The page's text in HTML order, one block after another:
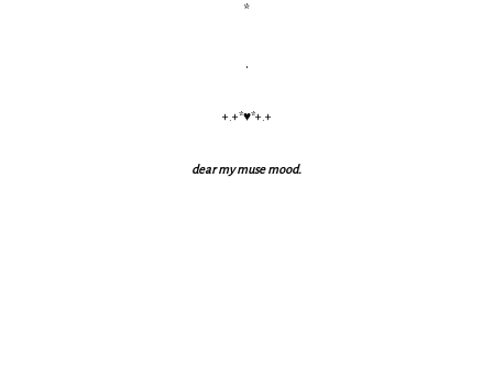
*
.
+.+*♥*+.+
dear my muse mood.